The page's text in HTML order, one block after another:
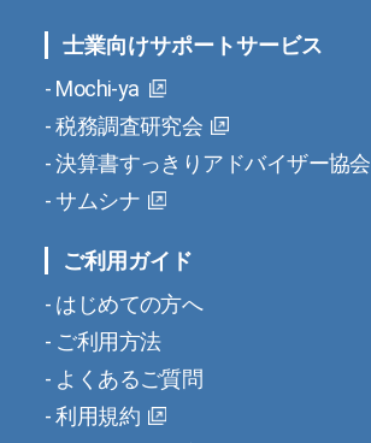
士業向けサポートサービス
Mochi-ya
税務調査研究会
決算書すっきりアドバイザー協会
サムシナ
ご利用ガイド
はじめての方へ
ご利用方法
よくあるご質問
利用規約